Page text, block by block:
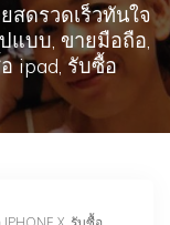
สดรวดเร็วทันใจ
แบบ, ขายมือถือ,
ipad, รับซื้อ